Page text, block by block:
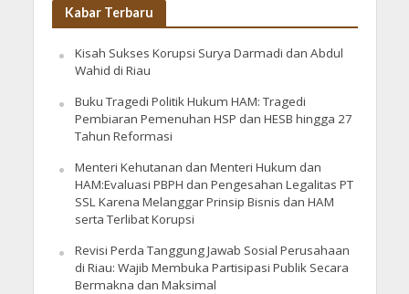
Kabar Terbaru
Kisah Sukses Korupsi Surya Darmadi dan Abdul
Wahid di Riau
Buku Tragedi Politik Hukum HAM: Tragedi
Pembiaran Pemenuhan HSP dan HESB hingga 27
Tahun Reformasi
Menteri Kehutanan dan Menteri Hukum dan
HAM:Evaluasi PBPH dan Pengesahan Legalitas PT
SSL Karena Melanggar Prinsip Bisnis dan HAM
serta Terlibat Korupsi
Revisi Perda Tanggung Jawab Sosial Perusahaan
di Riau: Wajib Membuka Partisipasi Publik Secara
Bermakna dan Maksimal